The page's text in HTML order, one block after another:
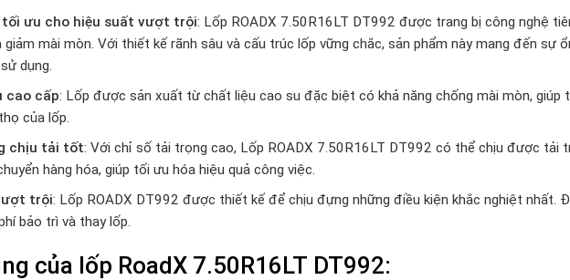
ưu cho hiệu suất vượt trội: Lốp ROADX 7.50R16LT DT992 được trang bị công nghệ
giảm mài mòn. Với thiết kế rãnh sâu và cấu trúc lốp vững chắc, sản phẩm này mang đến sự
dụng.
cao cấp: Lốp được sản xuất từ chất liệu cao su đặc biệt có khả năng chống mài mòn, giúp
của lốp.
chịu tải tốt: Với chỉ số tải trọng cao, Lốp ROADX 7.50R16LT DT992 có thể chịu được tải
hàng hóa, giúp tối ưu hóa hiệu quả công việc.
trội: Lốp ROADX DT992 được thiết kế để chịu đựng những điều kiện khắc nghiệt nhất.
bảo trì và thay lốp.
của lốp RoadX 7.50R16LT DT992: